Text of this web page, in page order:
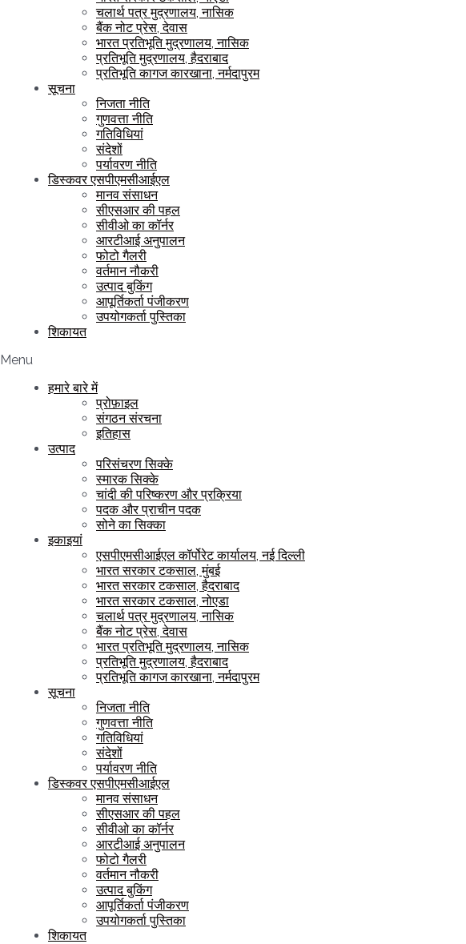
चलार्थ पत्र मुद्रणालय, नासिक
बैंक नोट प्रेस, देवास
भारत प्रतिभूति मुद्रणालय, नासिक
प्रतिभूति मुद्रणालय, हैदराबाद
प्रतिभूति कागज कारखाना, नर्मदापुरम
सूचना
निजता नीति
गुणवत्ता नीति
गतिविधियां
संदेशों
पर्यावरण नीति
डिस्कवर एसपीएमसीआईएल
मानव संसाधन
सीएसआर की पहल
सीवीओ का कॉर्नर
आरटीआई अनुपालन
फोटो गैलरी
वर्तमान नौकरी
उत्पाद बुकिंग
आपूर्तिकर्ता पंजीकरण
उपयोगकर्ता पुस्तिका
शिकायत
Menu
हमारे बारे में
प्रोफ़ाइल
संगठन संरचना
इतिहास
उत्पाद
परिसंचरण सिक्के
स्मारक सिक्के
चांदी की परिष्करण और प्रक्रिया
पदक और प्राचीन पदक
सोने का सिक्का
इकाइयां
एसपीएमसीआईएल कॉर्पोरेट कार्यालय, नई दिल्ली
भारत सरकार टकसाल, मुंबई
भारत सरकार टकसाल, हैदराबाद
भारत सरकार टकसाल, नोएडा
चलार्थ पत्र मुद्रणालय, नासिक
बैंक नोट प्रेस, देवास
भारत प्रतिभूति मुद्रणालय, नासिक
प्रतिभूति मुद्रणालय, हैदराबाद
प्रतिभूति कागज कारखाना, नर्मदापुरम
सूचना
निजता नीति
गुणवत्ता नीति
गतिविधियां
संदेशों
पर्यावरण नीति
डिस्कवर एसपीएमसीआईएल
मानव संसाधन
सीएसआर की पहल
सीवीओ का कॉर्नर
आरटीआई अनुपालन
फोटो गैलरी
वर्तमान नौकरी
उत्पाद बुकिंग
आपूर्तिकर्ता पंजीकरण
उपयोगकर्ता पुस्तिका
शिकायत